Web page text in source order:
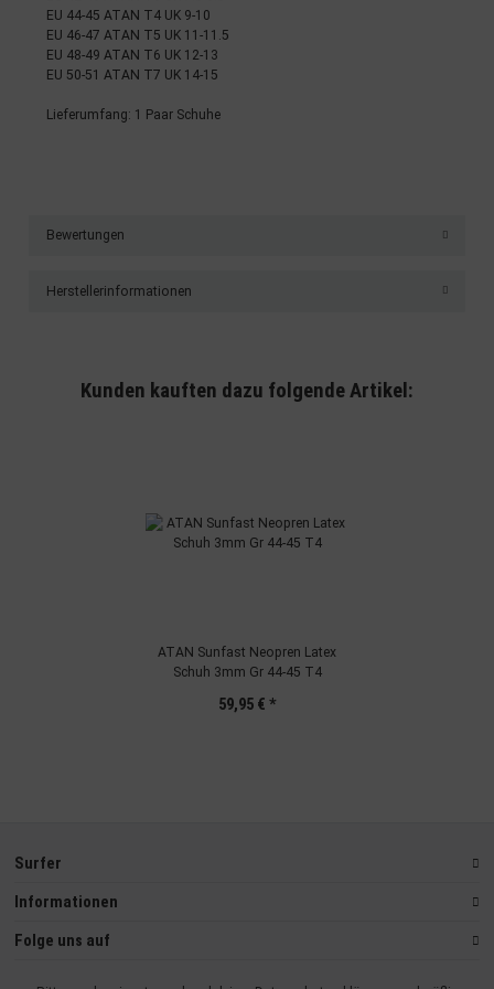
EU 44-45 ATAN T4 UK 9-10
EU 46-47 ATAN T5 UK 11-11.5
EU 48-49 ATAN T6 UK 12-13
EU 50-51 ATAN T7 UK 14-15
Lieferumfang: 1 Paar Schuhe
Bewertungen
Herstellerinformationen
Kunden kauften dazu folgende Artikel:
ATAN Sunfast Neopren Latex
Schuh 3mm Gr 44-45 T4
59,95 € *
Surfer
Informationen
Folge uns auf